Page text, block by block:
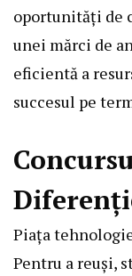
oportunități de
unei mărci de
eficientă a
succesul pe
Piața
Pentru a reuși,